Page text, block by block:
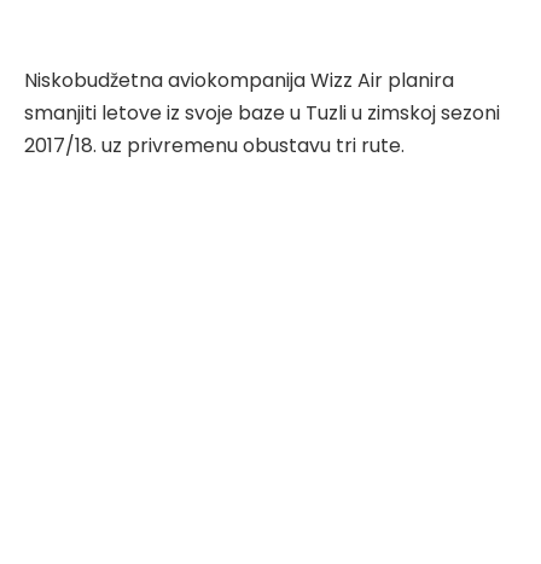
Niskobudžetna aviokompanija Wizz Air planira
smanjiti letove iz svoje baze u Tuzli u zimskoj sezoni
2017/18. uz privremenu obustavu tri rute.